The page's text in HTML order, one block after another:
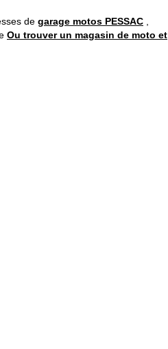
de garage motos PESSAC
Ou trouver un magasin de moto et